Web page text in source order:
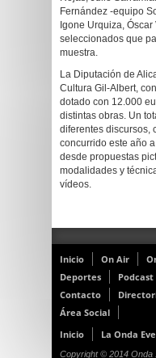
Fernández -equipo
Igone Urquiza,
seleccionados que
muestra.
La Diputación de
Cultura Gil-Albert,
dotado con 12.000
distintas obras. Un
diferentes discursos,
concurrido este año
desde propuestas
modalidades y
vídeos.
Inicio On Air
Deportes
Podcast
Contacto
Área Social
Inicio
La Onda
Copyright © 2014 Onda